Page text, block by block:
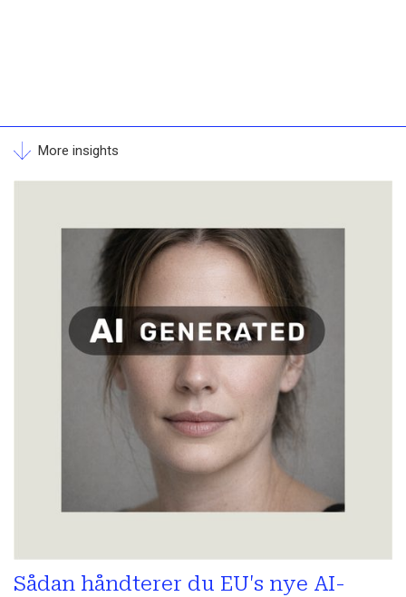
More insights
Sådan håndterer du EU's nye AI-